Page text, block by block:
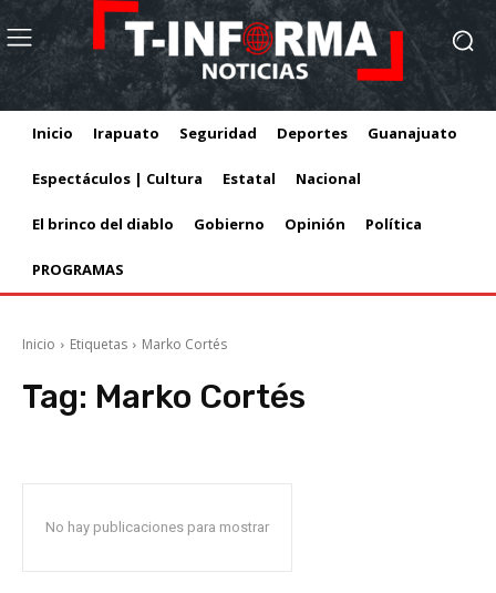
Inicio Irapuato Seguridad Deportes Guanajuato
Espectáculos | Cultura Estatal Nacional
El brinco del diablo Gobierno Opinión Política
PROGRAMAS
Inicio Etiquetas Marko Cortés
Tag: Marko Cortés
No hay publicaciones para mostrar